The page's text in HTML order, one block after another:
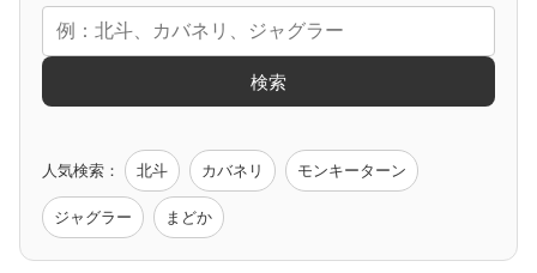
エヴァ コードギアス 化物語 炎炎ノ消防隊
モンハン バイオ ペルソナ
検索
人気検索： 北斗 カバネリ モンキーターン
ジャグラー まどか